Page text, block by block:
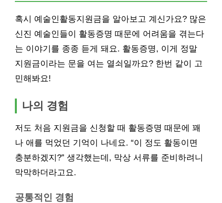
혹시 예술인활동지원금을 알아보고 계신가요? 많은
신진 예술인들이 활동증명 때문에 어려움을 겪는다
는 이야기를 종종 듣게 돼요. 활동증명, 이게 정말
지원금이라는 문을 여는 열쇠일까요? 한번 같이 고
민해봐요!
나의 경험
저도 처음 지원금을 신청할 때 활동증명 때문에 꽤
나 애를 먹었던 기억이 나네요. “이 정도 활동이면
충분하겠지?” 생각했는데, 막상 서류를 준비하려니
막막하더라고요.
공통적인 경험